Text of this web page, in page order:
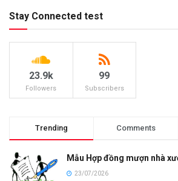
Stay Connected test
23.9k
Followers
99
Subscribers
Trending Comments
Mẫu Hợp đồng mượn nhà
23/07/2026